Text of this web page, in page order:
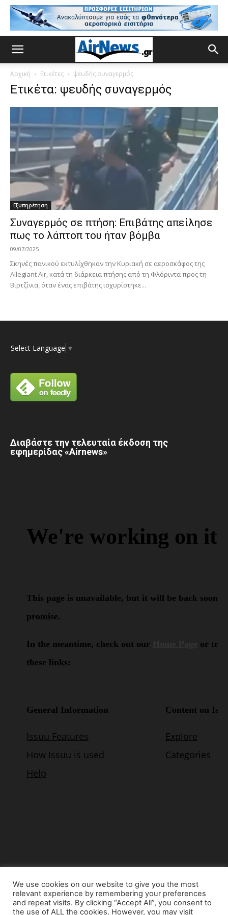
Αρχική Ετικέτες ψευδής συναγερμός
Ετικέτα: ψευδής συναγερμός
Εξυπηρέτηση
Συναγερμός σε πτήση: Επιβάτης απείλησε
πως το λάπτοπ του ήταν βόμβα
09/07/2025
Σκηνές πανικού εκτυλίχθηκαν την Κυριακή σε αεροσκάφος της
Allegiant Air, κατά τη διάρκεια πτήσης από τη Φλόριντα προς τη
Βιρτζίνια, όταν ένας επιβάτης ισχυρίστηκε...
Select Language ▼
Διαβάστε την τελευταία έκδοση της
εφημερίδας «Airnews»
© Copyright 2015 - www.airnews.gr
We use cookies on our website to give you the most
relevant experience by remembering your preferences
and repeat visits. By clicking “Accept All”, you consent to
the use of ALL the cookies. However, you may visit